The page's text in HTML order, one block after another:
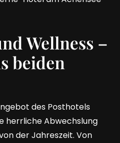
Wellness –
beiden
des Posthotels
herrliche Abwechslung
der Jahreszeit. Von